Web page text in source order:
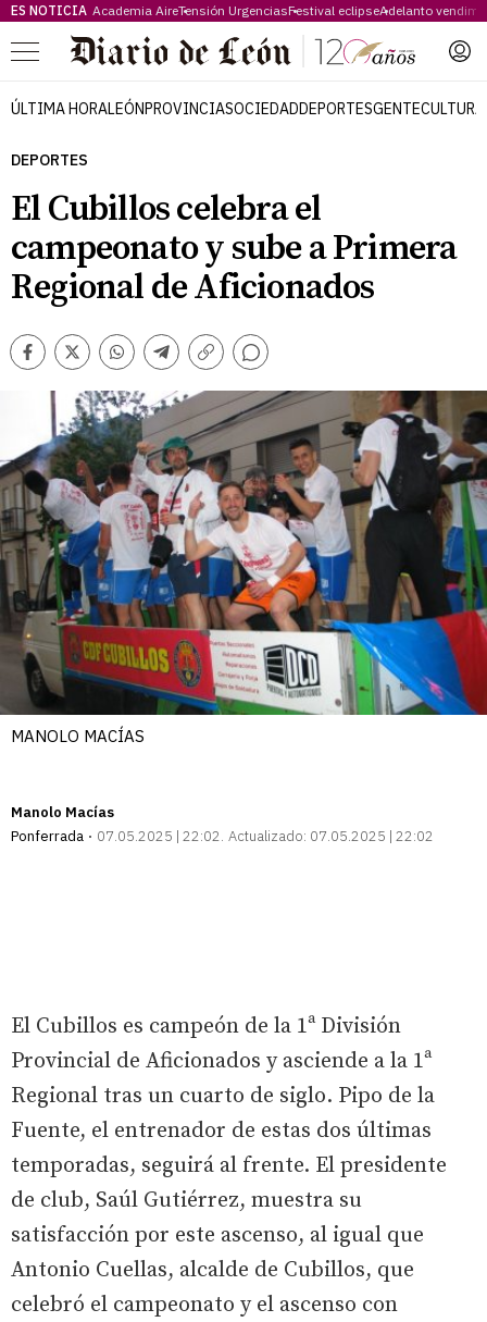
ES NOTICIA Academia AireTensión UrgenciasFestival eclipseAdelanto
Menú
ÚLTIMA HORALEÓNPROVINCIASOCIEDADDEPORTESGENTECULTURA
DEPORTES
El Cubillos celebra el
campeonato y sube a Primera
Regional de Aficionados
Facebook
TwitterWhatsappTelegram
Copiar
Comentarios
MANOLO MACÍAS
Manolo Macías
Ponferrada
07.05.2025 | 22:02 Actualizado: 07.05.2025 | 22:02
El Cubillos es campeón de la 1ª División
Provincial de Aficionados y asciende a la 1ª
Regional tras un cuarto de siglo. Pipo de la
Fuente, el entrenador de estas dos últimas
temporadas, seguirá al frente. El presidente
de club, Saúl Gutiérrez, muestra su
satisfacción por este ascenso, al igual que
Antonio Cuellas, alcalde de Cubillos, que
celebró el campeonato y el ascenso con